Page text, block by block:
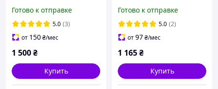
универсального размера
с замерами
Готово к отправке
5.0 (3)
от 150₴/мес
1 500₴
Купить
50-52, графит, Турецкий
кашемир.
Готово к отправке
5.0 (2)
от97₴/мес
1 165₴
Купить